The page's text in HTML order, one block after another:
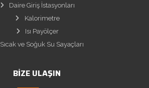
Daire Giriş İstasyonları
Kalorimetre
Isı Payölçer
Sıcak ve Soğuk Su Sayaçları
BIZE ULAŞIN